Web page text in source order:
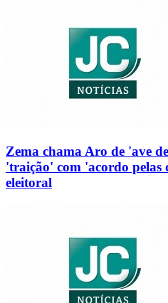
Zema chama Aro de 'ave
'traição' com 'acordo pelas
eleitoral